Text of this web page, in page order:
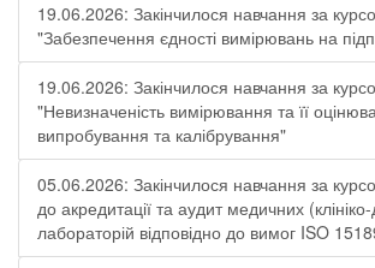
19.06.2026: Закінчилося навчання за
"Забезпечення єдності вимірювань на
19.06.2026: Закінчилося навчання за
"Невизначеність вимірювання та її
випробування та калібрування"
05.06.2026: Закінчилося навчання за
до акредитації та аудит медичних
лабораторій відповідно до вимог ISO